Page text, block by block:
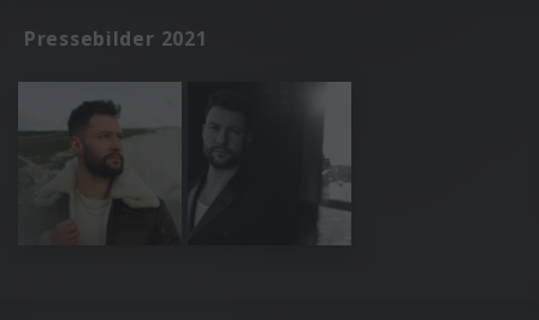
Pressebilder 2021